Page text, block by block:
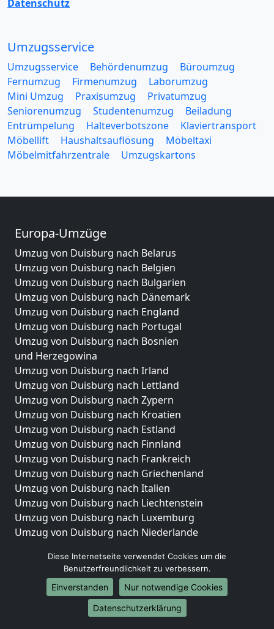
Datenschutz
Umzugsservice
Umzugsservice Behördenumzug
Büroumzug
Fernumzug
Firmenumzug
Laborumzug
Mini Umzug
Praxisumzug
Privatumzug
Seniorenumzug
Studentenumzug
Beiladung
Entrümpelung
Halteverbotszone
Klaviertransport
Möbellift
Haushaltsauflösung
Möbeltaxi
Möbelmitfahrzentrale
Umzugskartons
Europa-Umzüge
Umzug von Duisburg nach Belarus
Umzug von Duisburg nach Belgien
Umzug von Duisburg nach Bulgarien
Umzug von Duisburg nach Dänemark
Umzug von Duisburg nach England
Umzug von Duisburg nach Portugal
Umzug von Duisburg nach Bosnien
und Herzegowina
Umzug von Duisburg nach Irland
Umzug von Duisburg nach Lettland
Umzug von Duisburg nach Zypern
Umzug von Duisburg nach Kroatien
Umzug von Duisburg nach Estland
Umzug von Duisburg nach Finnland
Umzug von Duisburg nach Frankreich
Umzug von Duisburg nach Griechenland
Umzug von Duisburg nach Italien
Umzug von Duisburg nach Liechtenstein
Umzug von Duisburg nach Luxemburg
Umzug von Duisburg nach Niederlande
Umzüge-Deutschlandweit
Umzug von Duisburg nach Berlin
Umzug von Duisburg nach Hamburg
Umzug von Duisburg nach München
Diese Internetseite verwendet Cookies um die
Benutzerfreundlichkeit zu verbessern.
Einverstanden
Nur notwendige Cookies
Datenschutzerklärung